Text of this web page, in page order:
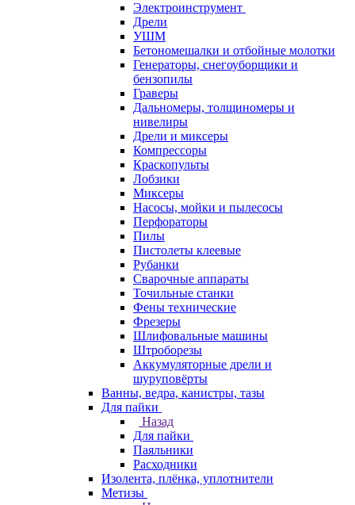
Электроинструмент
Дрели
УШМ
Бетономешалки и отбойные молотки
Генераторы, снегоуборщики и
бензопилы
Граверы
Дальномеры, толщиномеры и
нивелиры
Дрели и миксеры
Компрессоры
Краскопульты
Лобзики
Миксеры
Насосы, мойки и пылесосы
Перфораторы
Пилы
Пистолеты клеевые
Рубанки
Сварочные аппараты
Точильные станки
Фены технические
Фрезеры
Шлифовальные машины
Штроборезы
Аккумуляторные дрели и
шуруповёрты
Ванны, ведра, канистры, тазы
Для пайки
Назад
Для пайки
Паяльники
Расходники
Изолента, плёнка, уплотнители
Метизы